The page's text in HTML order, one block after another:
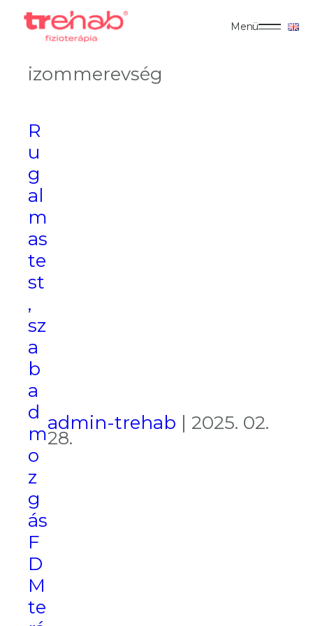
Menü
izommerevség
R
u
g
al
m
as
te
st
,
sz
a
b
a
d
m
o
z
g
ás
F
D
M
te
admin-trehab | 2025. 02.
28.